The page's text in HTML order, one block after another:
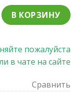
Модуль
В КОРЗИНУ
пожалуйста
в чате на сайте
Сравнить